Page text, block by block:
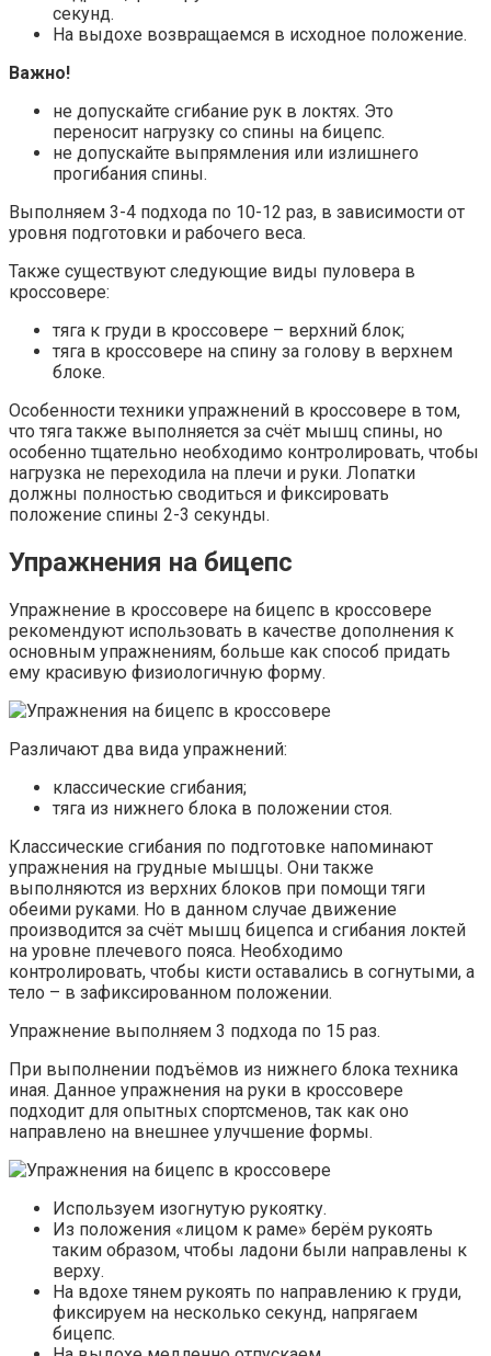
секунд.
На выдохе возвращаемся в исходное положение.
Важно!
не допускайте сгибание рук в локтях. Это
переносит нагрузку со спины на бицепс.
не допускайте выпрямления или излишнего
прогибания спины.
Выполняем 3-4 подхода по 10-12 раз, в зависимости от
уровня подготовки и рабочего веса.
Также существуют следующие виды пуловера в
кроссовере:
тяга к груди в кроссовере – верхний блок;
тяга в кроссовере на спину за голову в верхнем
блоке.
Особенности техники упражнений в кроссовере в том,
что тяга также выполняется за счёт мышц спины, но
особенно тщательно необходимо контролировать, чтобы
нагрузка не переходила на плечи и руки. Лопатки
должны полностью сводиться и фиксировать
положение спины 2-3 секунды.
Упражнения на бицепс
Упражнение в кроссовере на бицепс в кроссовере
рекомендуют использовать в качестве дополнения к
основным упражнениям, больше как способ придать
ему красивую физиологичную форму.
Различают два вида упражнений:
классические сгибания;
тяга из нижнего блока в положении стоя.
Классические сгибания по подготовке напоминают
упражнения на грудные мышцы. Они также
выполняются из верхних блоков при помощи тяги
обеими руками. Но в данном случае движение
производится за счёт мышц бицепса и сгибания локтей
на уровне плечевого пояса. Необходимо
контролировать, чтобы кисти оставались в согнутыми, а
тело – в зафиксированном положении.
Упражнение выполняем 3 подхода по 15 раз.
При выполнении подъёмов из нижнего блока техника
иная. Данное упражнения на руки в кроссовере
подходит для опытных спортсменов, так как оно
направлено на внешнее улучшение формы.
Используем изогнутую рукоятку.
Из положения «лицом к раме» берём рукоять
таким образом, чтобы ладони были направлены к
верху.
На вдохе тянем рукоять по направлению к груди,
фиксируем на несколько секунд, напрягаем
бицепс.